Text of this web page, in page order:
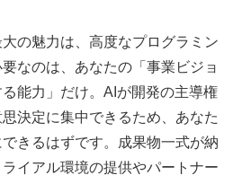
の魅力は、高度なプログラミン
なのは、あなたの「事業ビジョ
能力」だけ。AIが開発の主導権
決定に集中できるため、あなた
きるはずです。成果物一式が納
イアル環境の提供やパートナー